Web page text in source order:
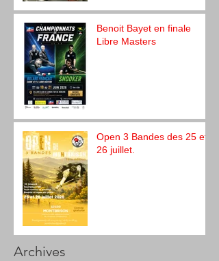
Benoit Bayet en finale
Libre Masters
Open 3 Bandes des 25 et
26 juillet.
Archives